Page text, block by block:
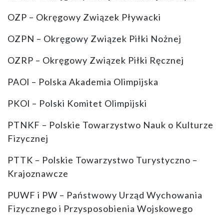
OZP – Okręgowy Związek Pływacki
OZPN – Okręgowy Związek Piłki Nożnej
OZRP – Okręgowy Związek Piłki Ręcznej
PAOl – Polska Akademia Olimpijska
PKOl – Polski Komitet Olimpijski
PTNKF – Polskie Towarzystwo Nauk o Kulturze
Fizycznej
PTTK – Polskie Towarzystwo Turystyczno –
Krajoznawcze
PUWF i PW – Państwowy Urząd Wychowania
Fizycznego i Przysposobienia Wojskowego